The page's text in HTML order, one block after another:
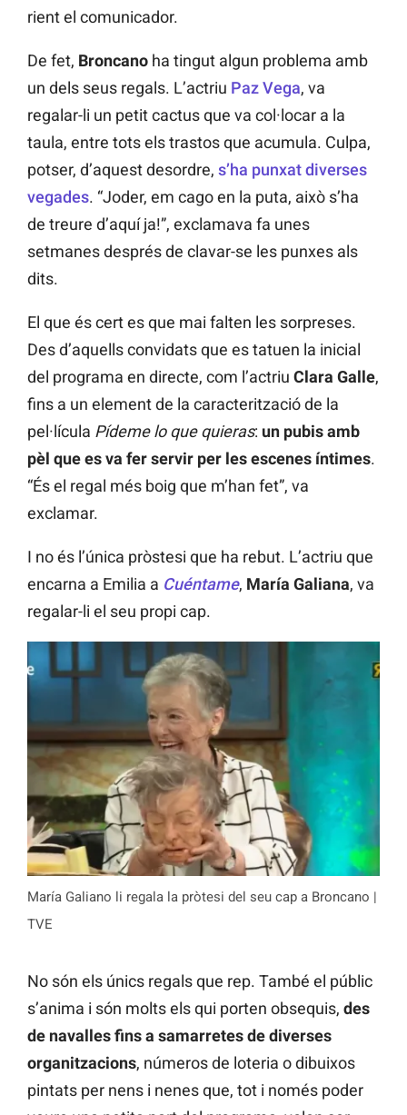
rient el comunicador.
De fet, Broncano ha tingut algun problema amb
un dels seus regals. L’actriu Paz Vega, va
regalar-li un petit cactus que va col·locar a la
taula, entre tots els trastos que acumula. Culpa,
potser, d’aquest desordre, s’ha punxat diverses
vegades. “Joder, em cago en la puta, això s’ha
de treure d’aquí ja!”, exclamava fa unes
setmanes després de clavar-se les punxes als
dits.
El que és cert es que mai falten les sorpreses.
Des d’aquells convidats que es tatuen la inicial
del programa en directe, com l’actriu Clara Galle,
fins a un element de la caracterització de la
pel·lícula Pídeme lo que quieras: un pubis amb
pèl que es va fer servir per les escenes íntimes.
“És el regal més boig que m’han fet”, va
exclamar.
I no és l’única pròstesi que ha rebut. L’actriu que
encarna a Emilia a Cuéntame, María Galiana, va
regalar-li el seu propi cap.
María Galiano li regala la pròtesi del seu cap a Broncano |
TVE
No són els únics regals que rep. També el públic
s’anima i són molts els qui porten obsequis, des
de navalles fins a samarretes de diverses
organitzacions, números de loteria o dibuixos
pintats per nens i nenes que, tot i només poder